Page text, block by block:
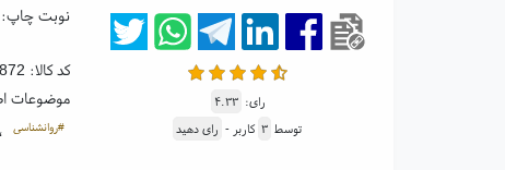
رای: ۴.۳۳
توسط ۳ کاربر - رای دهید
نوبت
کد کالا:
موضوعات
#روانشناسی ،